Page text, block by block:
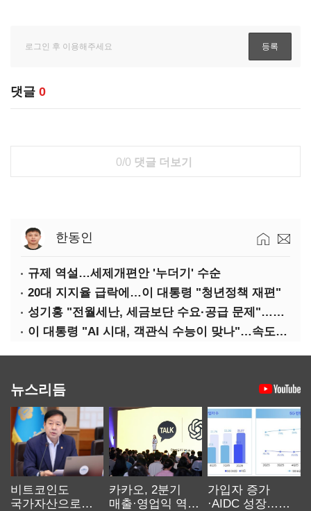
댓글 0
0/0 댓글 더보기
한동인
규제 역설…세제개편안 '누더기' 수순
20대 지지율 급락에…이 대통령 "청년정책 재편"
성기홍 "전월세난, 세금보단 수요·공급 문제"…닥공 시사
이 대통령 "AI 시대, 객관식 수능이 맞나"…속도전 '경계'
뉴스리듬
비트코인도
국가자산으로…'
카카오, 2분기
매출·영업익 역대
가입자 증가
·AIDC 성장…